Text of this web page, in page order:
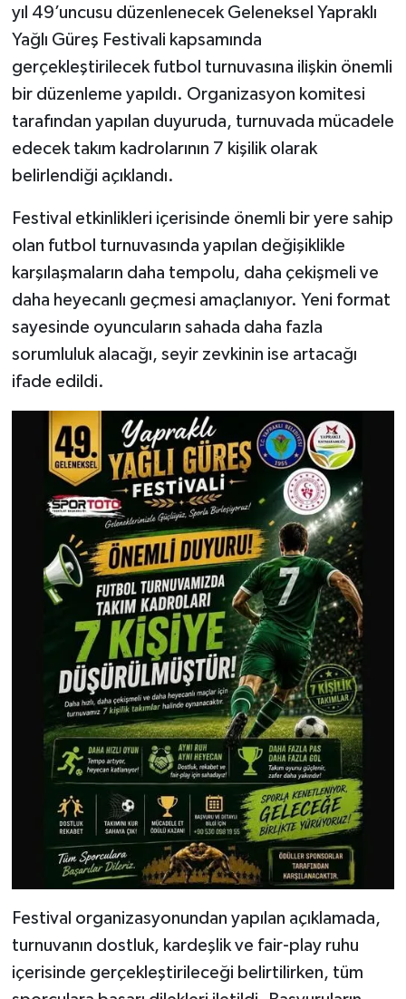
yıl 49’uncusu düzenlenecek Geleneksel Yapraklı
Yağlı Güreş Festivali kapsamında
gerçekleştirilecek futbol turnuvasına ilişkin önemli
bir düzenleme yapıldı. Organizasyon komitesi
tarafından yapılan duyuruda, turnuvada mücadele
edecek takım kadrolarının 7 kişilik olarak
belirlendiği açıklandı.
Festival etkinlikleri içerisinde önemli bir yere sahip
olan futbol turnuvasında yapılan değişiklikle
karşılaşmaların daha tempolu, daha çekişmeli ve
daha heyecanlı geçmesi amaçlanıyor. Yeni format
sayesinde oyuncuların sahada daha fazla
sorumluluk alacağı, seyir zevkinin ise artacağı
ifade edildi.
Festival organizasyonundan yapılan açıklamada,
turnuvanın dostluk, kardeşlik ve fair-play ruhu
içerisinde gerçekleştirileceği belirtilirken, tüm